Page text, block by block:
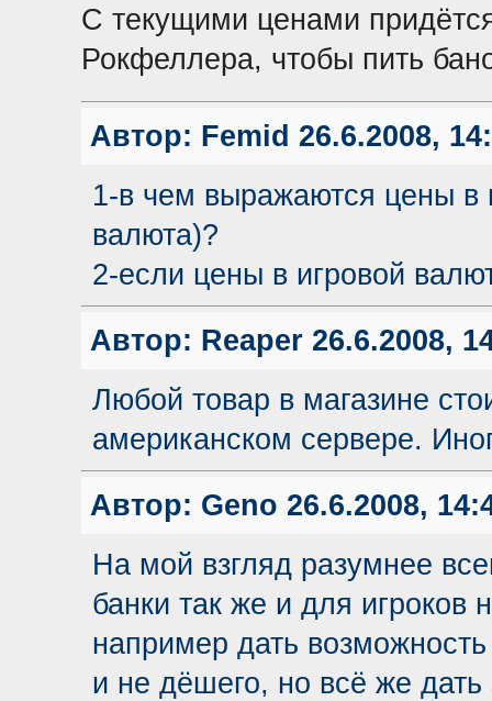
С текущими ценами
Рокфеллера, чтобы пить
Автор: Femid 26.6.2008,
1-в чем выражаются цены в
валюта)?
2-если цены в игровой
Автор: Reaper26.6.2008,
Любой товар в магазине
американском сервере.
Автор: Geno 26.6.2008,
На мой взгляд разумнее
банки так же и для
например дать
и не дёшего, но всё же дать